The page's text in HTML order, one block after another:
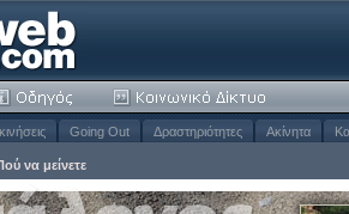
Going Out Δραστηριότητες Ακίνητα
να μείνετε